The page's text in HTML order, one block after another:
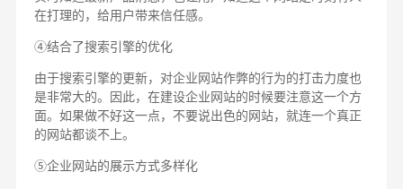
在打理的，给用户带来信任感。
④结合了搜索引擎的优化
由于搜索引擎的更新，对企业网站作弊的行为的打击力度也
是非常大的。因此，在建设企业网站的时候要注意这一个方
面。如果做不好这一点，不要说出色的网站，就连一个真正
的网站都谈不上。
⑤企业网站的展示方式多样化